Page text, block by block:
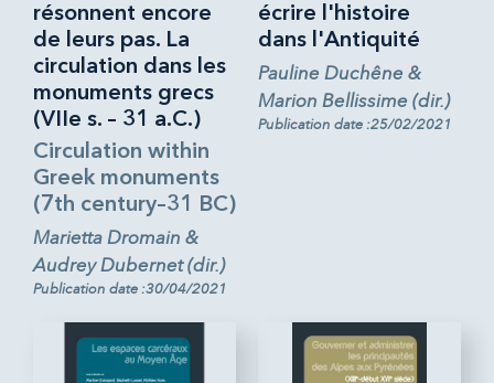
résonnent encore
de leurs pas. La
circulation dans les
monuments grecs
(VIIe s. – 31 a.C.)
Circulation within
Greek monuments
(7th century–31 BC)
Marietta Dromain &
Audrey Dubernet (dir.)
Publication date :30/04/2021
écrire l'histoire
dans l'Antiquité
Pauline Duchêne &
Marion Bellissime (dir.)
Publication date :25/02/2021